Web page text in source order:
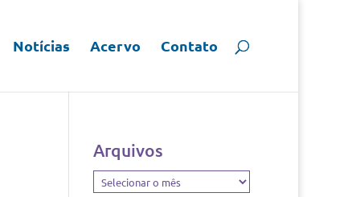
Notícias Acervo Contato
Arquivos
Arquivos